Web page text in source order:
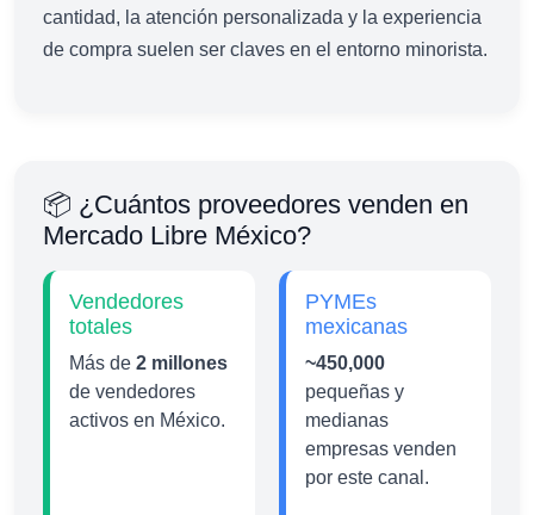
cantidad, la atención personalizada y la experiencia
de compra suelen ser claves en el entorno minorista.
📦 ¿Cuántos proveedores venden en
Mercado Libre México?
Vendedores
totales
Más de 2 millones
de vendedores
activos en México.
PYMEs
mexicanas
~450,000
pequeñas y
medianas
empresas venden
por este canal.